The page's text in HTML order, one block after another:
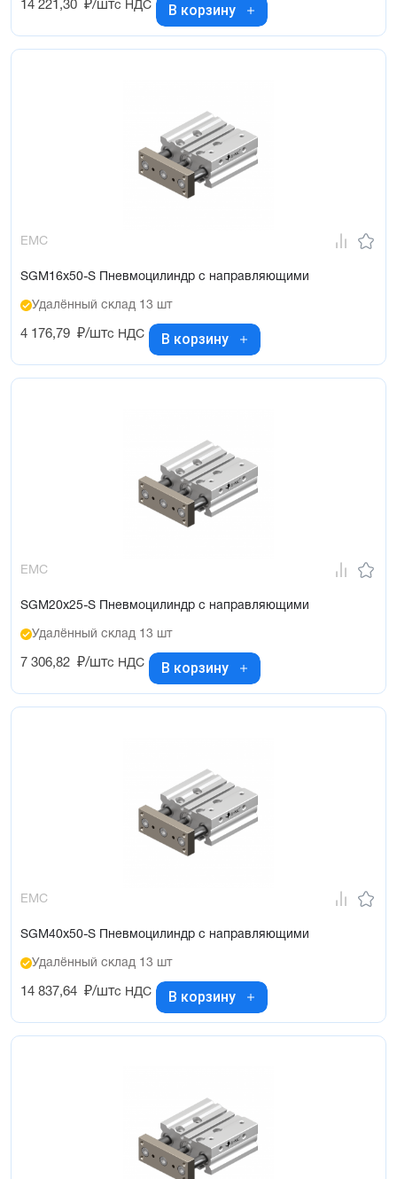
14 221,30 ₽/штс НДС В корзину
EMC
SGM16x50-S Пневмоцилиндр с направляющими
Удалённый склад 13 шт
4 176,79 ₽/штс НДС В корзину
EMC
SGM20x25-S Пневмоцилиндр с направляющими
Удалённый склад 13 шт
7 306,82 ₽/штс НДС В корзину
EMC
SGM40x50-S Пневмоцилиндр с направляющими
Удалённый склад 13 шт
14 837,64 ₽/штс НДС В корзину